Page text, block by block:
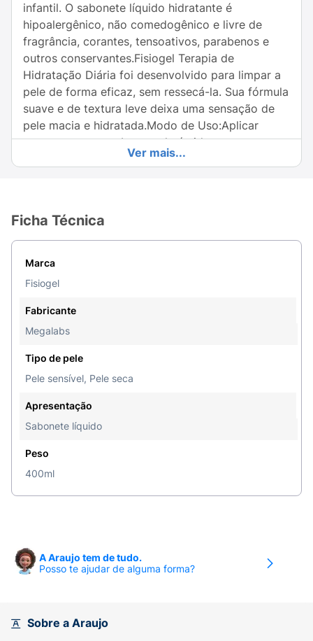
infantil. O sabonete líquido hidratante é
hipoalergênico, não comedogênico e livre de
fragrância, corantes, tensoativos, parabenos e
outros conservantes.Fisiogel Terapia de
Hidratação Diária foi desenvolvido para limpar a
pele de forma eficaz, sem ressecá-la. Sua fórmula
suave e de textura leve deixa uma sensação de
pele macia e hidratada.Modo de Uso:Aplicar
generosamente sobre a pele úmida e massagear
suavemente antes de enxaguar. Repetir a
visivelmente mais saudável.
Ver mais...
Ficha Técnica
Marca
Fisiogel
Fabricante
Megalabs
Tipo de pele
Pele sensível, Pele seca
Apresentação
Sabonete líquido
Peso
400ml
A Araujo tem de tudo.
Posso te ajudar de alguma forma?
Sobre a Araujo